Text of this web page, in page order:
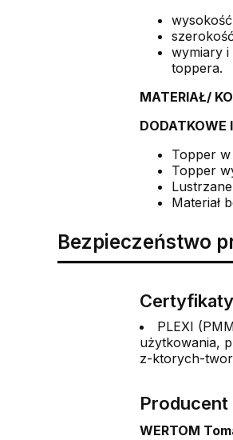
wymiary i
toppera.
MATERIAŁ/
DODATKOWE
Topper
Topper
Materiał
Bezpieczeństwo
PLEXI
użytkowania,
z-ktorych-
Producent
WERTOM